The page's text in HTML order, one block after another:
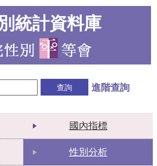
統計資料庫
進階查詢
國內指標
性別分析